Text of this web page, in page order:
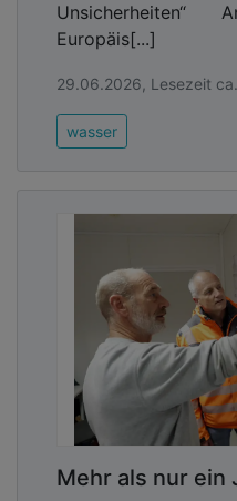
Europäis[...]
29.06.2026, Lesezeit
wasser
Mehr als nur ein